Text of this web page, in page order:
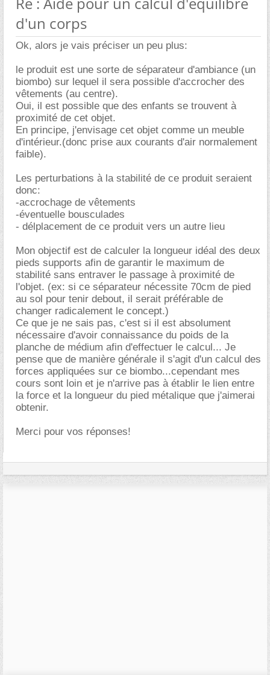
d'un corps
Ok, alors je vais préciser un peu plus:
le produit est une sorte de séparateur d'ambiance (un
biombo) sur lequel il sera possible d'accrocher des
vêtements (au centre).
Oui, il est possible que des enfants se trouvent à
proximité de cet objet.
En principe, j'envisage cet objet comme un meuble
d'intérieur.(donc prise aux courants d'air normalement
faible).
Les perturbations à la stabilité de ce produit seraient
donc:
-accrochage de vêtements
-éventuelle bousculades
- délplacement de ce produit vers un autre lieu
Mon objectif est de calculer la longueur idéal des deux
pieds supports afin de garantir le maximum de
stabilité sans entraver le passage à proximité de
l'objet. (ex: si ce séparateur nécessite 70cm de pied
au sol pour tenir debout, il serait préférable de
changer radicalement le concept.)
Ce que je ne sais pas, c'est si il est absolument
nécessaire d'avoir connaissance du poids de la
planche de médium afin d'effectuer le calcul... Je
pense que de manière générale il s'agit d'un calcul des
forces appliquées sur ce biombo...cependant mes
cours sont loin et je n'arrive pas à établir le lien entre
la force et la longueur du pied métalique que j'aimerai
obtenir.
Merci pour vos réponses!